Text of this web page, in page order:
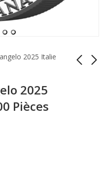
2025 Italie
2025
Pièces
5 Euros Giovanni
Spadolini 2025 Italie
Argent Belle Épreuve
2 Euros
Commémorative
Saint-Marin 2025